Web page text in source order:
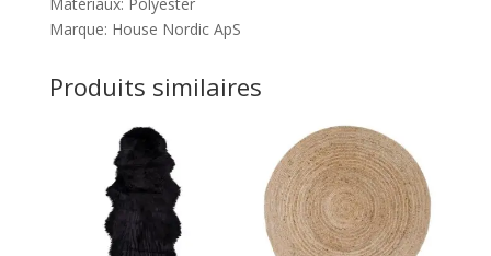
Matériaux: Polyester
Marque: House Nordic ApS
Produits similaires